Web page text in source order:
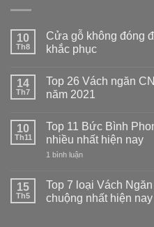
10
Th8
Cửa gỗ không đóng
khắc phục
bình
luận
ở
không
đóng
được
–
và
cách
khắc
14
Th7
Top 26 Vách ngăn
năm 2021
bình
luận
ở
Top
ngăn
CNC
phòng
10
Th11
Top 11 Bức Bình
nhiều nhất hiện nay
1 bình luậnở
Bức
Bình
Phong
15
Th5
Top 7 loại Vách
chuộng nhất hiện nay